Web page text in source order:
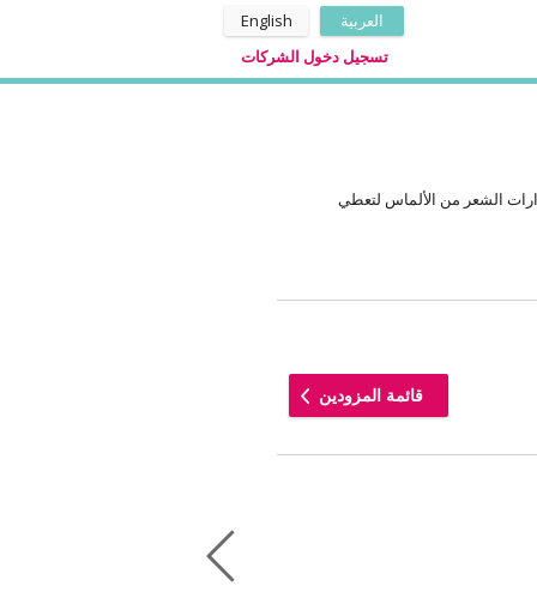
العربية
English
تسجيل دخول الشركات
الشعر من الألماس لتعطي
قائمة المزودين